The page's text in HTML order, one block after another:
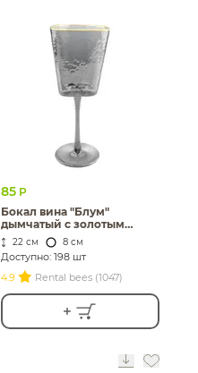
85 Р
Бокал вина "Блум"
дымчатый с золотым
кантом
22 см 8 см
Доступно: 198 шт
4.9
Rental bees (1047)